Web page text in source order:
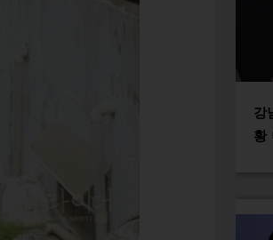
강
황